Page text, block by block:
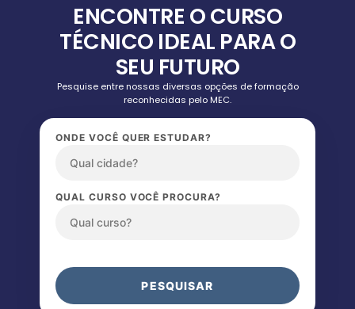
ENCONTRE O CURSO
TÉCNICO IDEAL PARA O
SEU FUTURO
Pesquise entre nossas diversas opções de formação
reconhecidas pelo MEC.
ONDE VOCÊ QUER ESTUDAR?
QUAL CURSO VOCÊ PROCURA?
PESQUISAR